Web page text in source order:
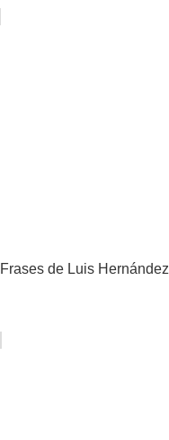
Frases de Luis Hernández